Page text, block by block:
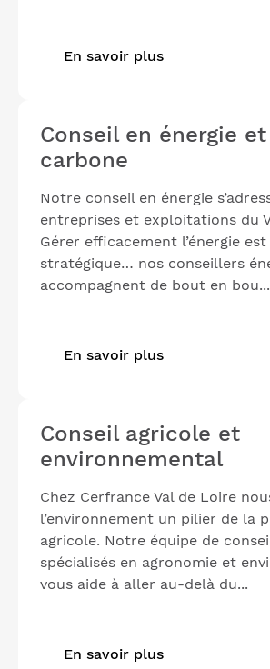
En savoir plus
Conseil en énergie
carbone
Notre conseil en énergie
entreprises et exploitations du
Gérer efficacement l’énergie
stratégique… nos conseillers
accompagnent de bout en bou...
En savoir plus
Conseil agricole et
environnemental
Chez Cerfrance Val de Loire
l’environnement un pilier de la
agricole. Notre équipe de
spécialisés en agronomie et
vous aide à aller au-delà du...
En savoir plus